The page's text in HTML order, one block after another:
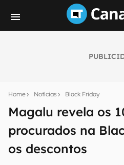
Home Notícias Black Friday
Magalu revela os
procurados na
os descontos
notícias e reviews sobre
E-mail